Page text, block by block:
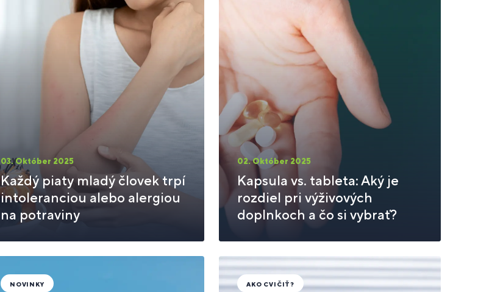
03. Október 2025
Každý piaty mladý človek trpí
intoleranciou alebo alergiou
na potraviny
02. Október 2025
Kapsula vs. tableta: Aký je
rozdiel pri výživových
doplnkoch a čo si vybrať?
NOVINKY AKO CVIČIŤ?